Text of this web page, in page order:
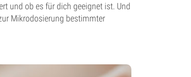
und ob es für dich geeignet ist. Und
Mikrodosierung bestimmter